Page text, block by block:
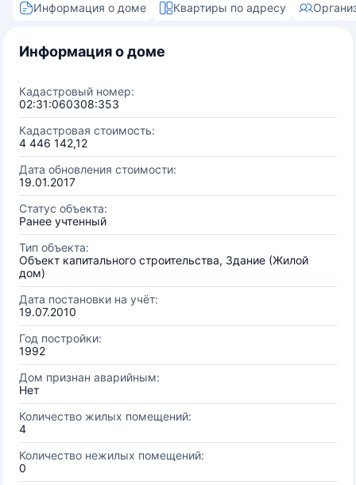
Информация о доме Квартиры по адресу
Информация о доме
Кадастровый номер:
02:31:060308:353
Кадастровая стоимость:
4 446 142,12
Дата обновления стоимости:
19.01.2017
Статус объекта:
Ранее учтенный
Тип объекта:
Объект капитального строительства, Здание (Жилой
дом)
Дата постановки на учёт:
19.07.2010
Год постройки:
1992
Дом признан аварийным:
Нет
Количество жилых помещений:
4
Количество нежилых помещений:
0